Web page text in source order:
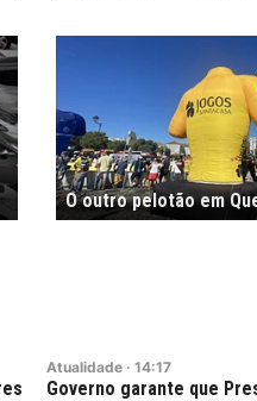
O outro pelotão em
Atualidade · 14:17
Governo garante que